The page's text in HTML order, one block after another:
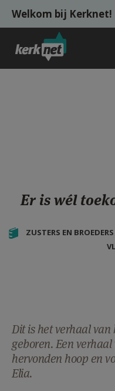
Overslaan en naar de
Welkom bij Kerknet!
HULP
MIJN
AANMELDEN
Er is wél
ZUSTERS EN
Dit is het verhaal van
geboren. Een
hervonden hoop en
Elia.